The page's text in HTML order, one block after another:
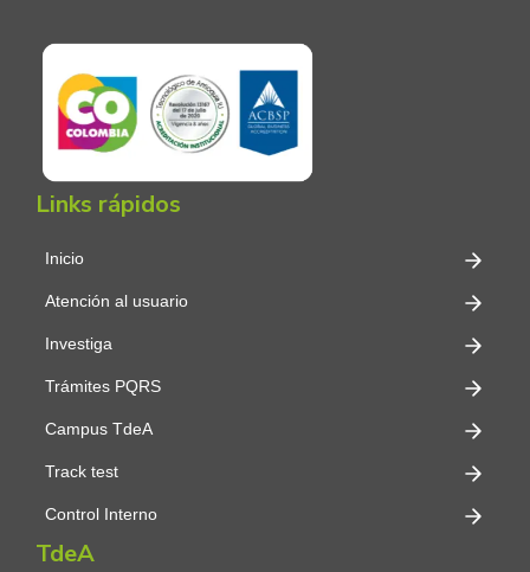
Links rápidos
Inicio
Atención al usuario
Investiga
Trámites PQRS
Campus TdeA
Track test
Control Interno
TdeA